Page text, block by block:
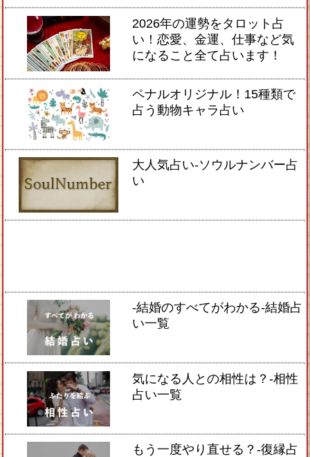
2026年の運勢をタロット占
い！恋愛、金運、仕事など気
になること全て占います！
ペナルオリジナル！15種類で
占う動物キャラ占い
大人気占い-ソウルナンバー占
い
-結婚のすべてがわかる-結婚占
い一覧
気になる人との相性は？-相性
占い一覧
もう一度やり直せる？-復縁占